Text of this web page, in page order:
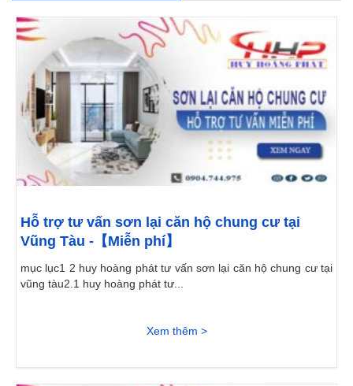
Hỗ trợ tư vấn sơn lại căn hộ chung cư tại
Vũng Tàu -【Miễn phí】
mục lục1 2 huy hoàng phát tư vấn sơn lại căn hộ chung cư tại
vũng tàu2.1 huy hoàng phát tư...
Xem thêm >